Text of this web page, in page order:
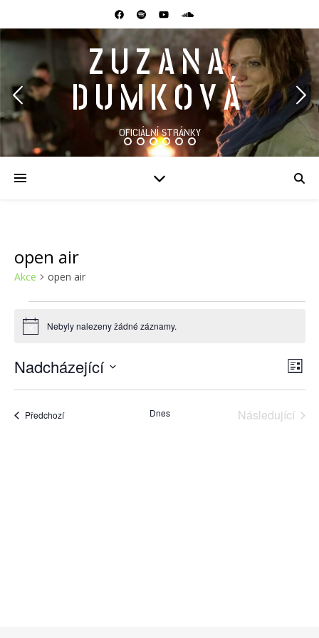
ZUZANA
DUMKOVÁ
OFICIÁLNÍ STRÁNKY
open air
Akce open air
AkceNebyly nalezeny žádné záznamy.
Nadcházející
PředchozíAkce Dnes
Následující